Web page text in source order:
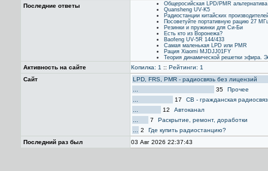
Последние ответы
Общеросийская LPD/PMR
Quansheng UV-K5
Радиостанции китайских
Посоветуйте портативную рацию 27
Резинки и пружинки для Си-Би
Есть кто из Воронежа?
Baofeng UV-5R 144/433
Самая маленькая LPD или PMR
Рация Xiaomi MJDJJ01FY
Теория динамической решетки эфира.
Активность на сайте Копилка: 1 :: Рейтинги: 1
Сайт
LPD, FRS, PMR - радиосвязь без лицензий
35
Прочее
17
CB - гражданская
12
Автоканал
7
Раскрытие, ремонт, доработки
2
Где купить радиостанцию?
Последний раз был
03 Авг 2026 22:37:43